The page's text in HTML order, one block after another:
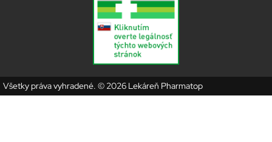
Všetky práva vyhradené. © 2026 Lekáreň Pharmatop